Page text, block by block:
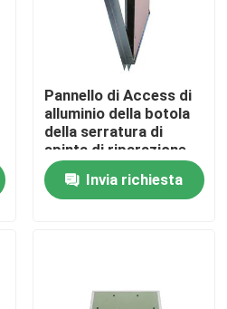
Pannello di Access di
alluminio della botola
della serratura di
spinta di riparazione
del condizionatore
d'aria Invia richiesta